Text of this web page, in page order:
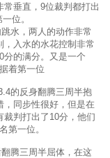
垂直，9位裁判都打出
位。
水，两人的动作非常
，入水的水花控制非常
分的满分。又是一个
着第一位
的反身翻腾三周半抱
，同步性很好，但是在
裁判打出了10分，他们
第一位。
腾三周半屈体，在这